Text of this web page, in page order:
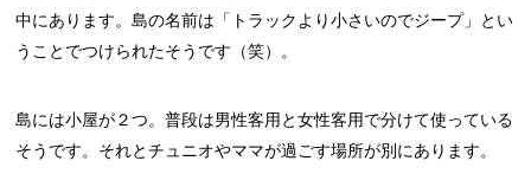
中にあります。島の名前は「トラックより小さいのでジープ」とい
うことでつけられたそうです（笑）。
島には小屋が２つ。普段は男性客用と女性客用で分けて使っている
そうです。それとチュニオやママが過ごす場所が別にあります。